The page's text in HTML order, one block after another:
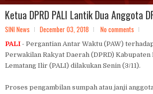
Ketua DPRD PALI Lantik Dua Anggota
SINI News December 03, 2018 No comments
PALI - Pergantian Antar Waktu (PAW)
Perwakilan Rakyat Daerah (DPRD) Kabupaten
Lematang Ilir (PALI) dilakukan Senin (3/11).
Proses pengambilan sumpah atau janji